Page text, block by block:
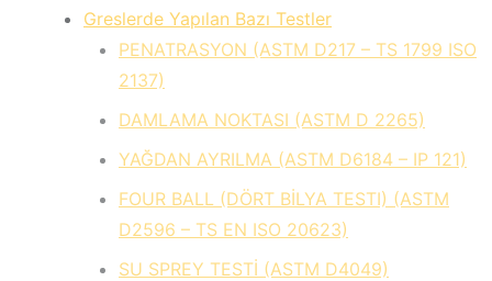
Greslerde Yapılan Bazı Testler
PENATRASYON (ASTM D217 – TS 1799 ISO
2137)
DAMLAMA NOKTASI (ASTM D 2265)
YAĞDAN AYRILMA (ASTM D6184 – IP 121)
FOUR BALL (DÖRT BİLYA TESTI) (ASTM
D2596 – TS EN ISO 20623)
SU SPREY TESTİ (ASTM D4049)